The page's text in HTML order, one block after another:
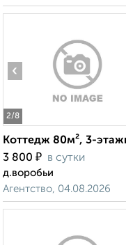
2/8
‹
Коттедж 80м², 3-
3 800 ₽ в сутки
д.воробьи
Агентство, 04.08.2026